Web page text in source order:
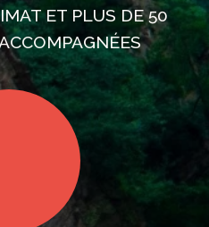
ET PLUS DE 50